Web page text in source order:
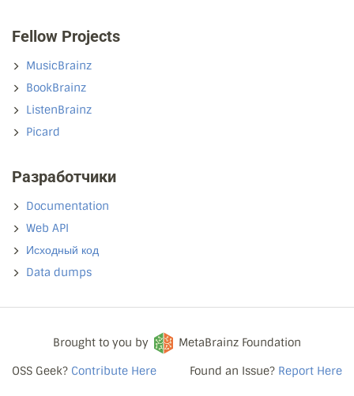
Fellow Projects
MusicBrainz
BookBrainz
ListenBrainz
Picard
Разработчики
Documentation
Web API
Исходный код
Data dumps
OSS Geek? Contribute Here
Brought to you by
MetaBrainz Foundation
Found an Issue? Report Here